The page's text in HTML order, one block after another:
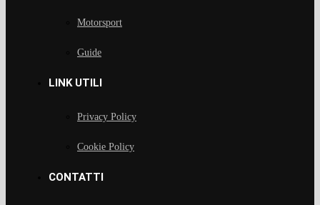
Motorsport
Guide
LINK UTILI
Privacy Policy
Cookie Policy
CONTATTI